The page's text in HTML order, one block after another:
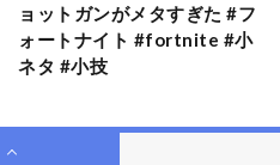
ョットガンがメタすぎた #フ
ォートナイト #fortnite #小
ネタ #小技